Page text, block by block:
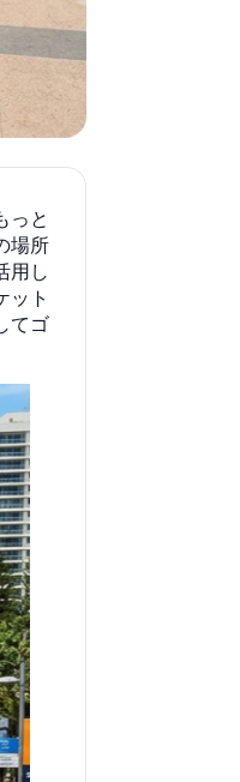
っと
場所
用し
ット
てゴ